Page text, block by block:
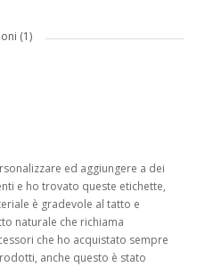
(1)
ed aggiungere a dei
e ho trovato queste etichette,
è gradevole al tatto e
naturale che richiama
che ho acquistato sempre
anche questo è stato